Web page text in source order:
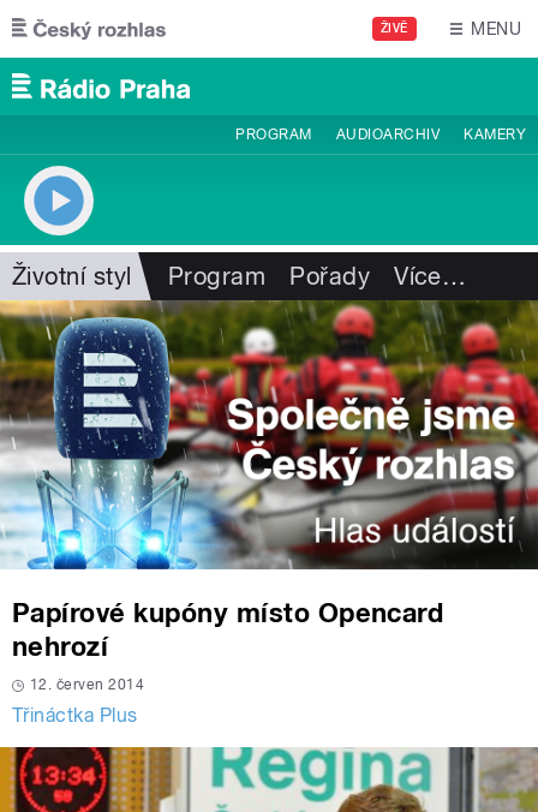
Přejít k hlavnímu obsahu
ŽIVĚ MENU
PROGRAM AUDIOARCHIV KAMERY
Životní styl Program Pořady Více…
Papírové kupóny místo Opencard
nehrozí
12. červen 2014
Třináctka Plus